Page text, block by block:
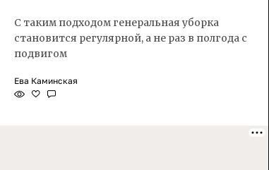
С таким подходом генеральная уборка
становится регулярной, а не раз в полгода с
подвигом
Ева Каминская